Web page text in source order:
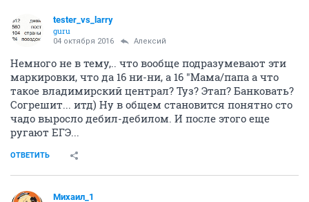
tester_vs_larry
guru
04 октября 2016 Алексий
Немного не в тему,.. что вообще подразумевают эти
маркировки, что да 16 ни-ни, а 16 "Мама/папа а что
такое владимирский централ? Туз? Этап? Банковать?
Согрешит... итд) Ну в общем становится понятно сто
чадо выросло дебил-дебилом. И после этого еще
ругают ЕГЭ...
ОТВЕТИТЬ
Михаил_1